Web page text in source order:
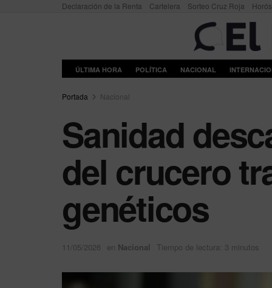
Declaración de la Renta Cartelera Sorteo Cruz Roja
ÚLTIMA HORA POLÍTICA NACIONAL
Portada Nacional
Sanidad
del crucero
genéticos
11/05/2026 en Nacional Tiempo de lectura: 3 minutos